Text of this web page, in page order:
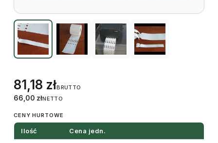
81,18 złBRUTTO
66,00 złNETTO
CENY HURTOWE
Ilość Cena jedn.